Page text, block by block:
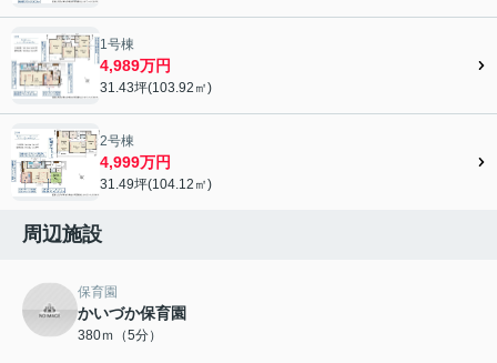
1号棟
4,989万円
31.43坪(103.92㎡)
2号棟
4,999万円
31.49坪(104.12㎡)
周辺施設
保育園
かいづか保育園
380ｍ（5分）